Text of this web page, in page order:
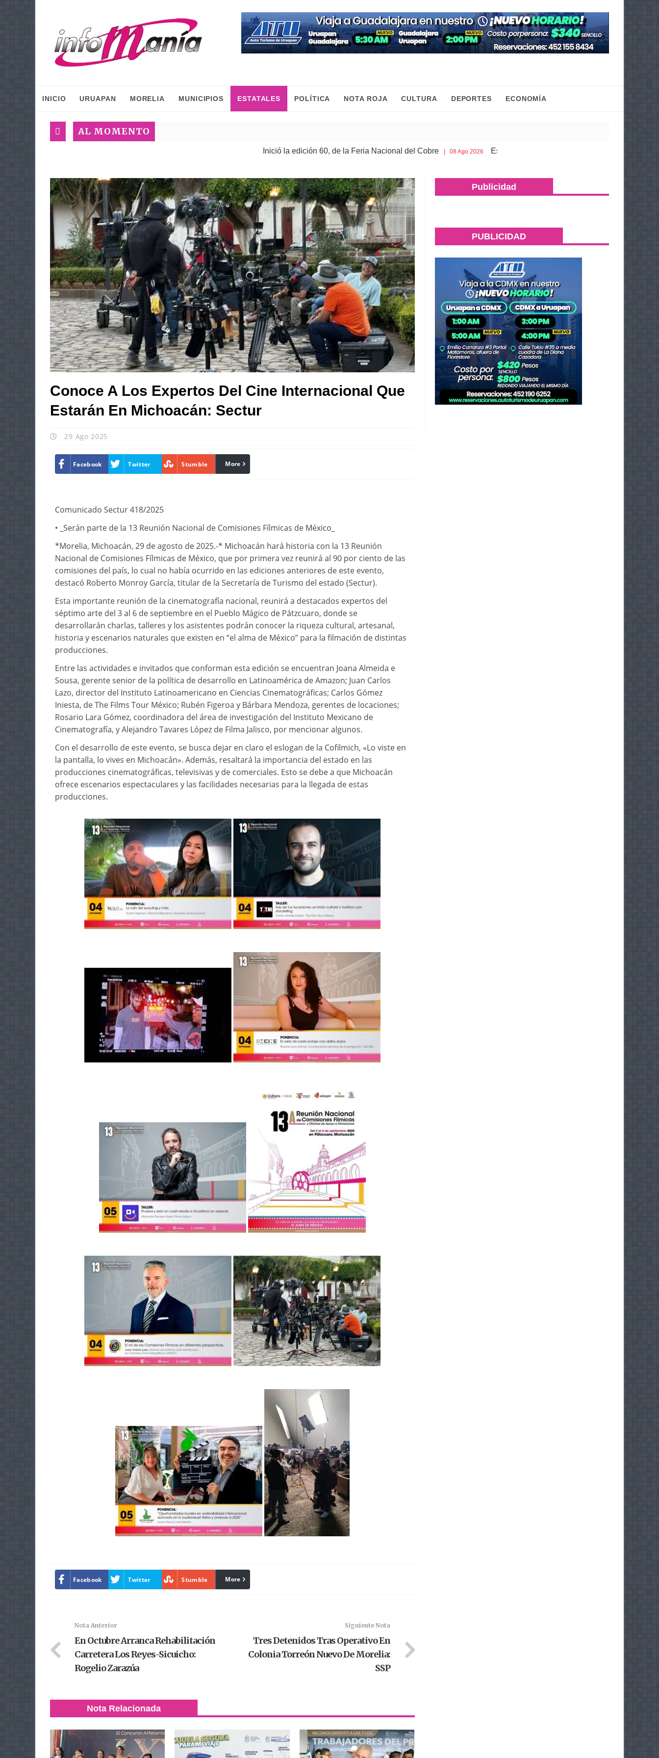
INICIO URUAPAN MORELIA MUNICIPIOS ESTATALES POLÍTICA NOTA ROJA CULTURA DEPORTES ECONOMÍA
AL MOMENTO
Inició la edición 60, de la Feria Nacional del Cobre| 08 Ago 2026 Esto es lo que debes llevar en la cajuela para viajar seguro
Conoce A Los Expertos Del Cine Internacional Que
Estarán En Michoacán: Sectur
29 Ago 2025
Facebook Twitter Stumble linkedin
More
Comunicado Sectur 418/2025
• _Serán parte de la 13 Reunión Nacional de Comisiones Fílmicas de México_
*Morelia, Michoacán, 29 de agosto de 2025.-* Michoacán hará historia con la 13 Reunión
Nacional de Comisiones Fílmicas de México, que por primera vez reunirá al 90 por ciento de las
comisiones del país, lo cual no había ocurrido en las ediciones anteriores de este evento,
destacó Roberto Monroy García, titular de la Secretaría de Turismo del estado (Sectur).
Esta importante reunión de la cinematografía nacional, reunirá a destacados expertos del
séptimo arte del 3 al 6 de septiembre en el Pueblo Mágico de Pátzcuaro, donde se
desarrollarán charlas, talleres y los asistentes podrán conocer la riqueza cultural, artesanal,
historia y escenarios naturales que existen en “el alma de México” para la filmación de distintas
producciones.
Entre las actividades e invitados que conforman esta edición se encuentran Joana Almeida e
Sousa, gerente senior de la política de desarrollo en Latinoamérica de Amazon; Juan Carlos
Lazo, director del Instituto Latinoamericano en Ciencias Cinematográficas; Carlos Gómez
Iniesta, de The Films Tour México; Rubén Figeroa y Bárbara Mendoza, gerentes de locaciones;
Rosario Lara Gómez, coordinadora del área de investigación del Instituto Mexicano de
Cinematografía, y Alejandro Tavares López de Filma Jalisco, por mencionar algunos.
Con el desarrollo de este evento, se busca dejar en claro el eslogan de la Cofilmich, «Lo viste en
la pantalla, lo vives en Michoacán». Además, resaltará la importancia del estado en las
producciones cinematográficas, televisivas y de comerciales. Esto se debe a que Michoacán
ofrece escenarios espectaculares y las facilidades necesarias para la llegada de estas
producciones.
Facebook Twitter Stumble linkedin
More
Nota Anterior
En Octubre Arranca Rehabilitación
Carretera Los Reyes-Sicuicho:
Rogelio Zarazúa
Siguiente Nota
Tres Detenidos Tras Operativo En
Colonia Torreón Nuevo De Morelia:
SSP
Nota Relacionada
Publicidad
PUBLICIDAD